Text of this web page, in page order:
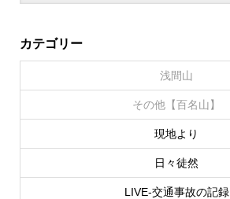
カテゴリー
浅間山
その他【百名山】
現地より
日々徒然
LIVE‐交通事故の記録